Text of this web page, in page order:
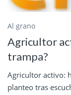
Al grano
Agricultor
trampa?
Agricultor activo:
planteo tras